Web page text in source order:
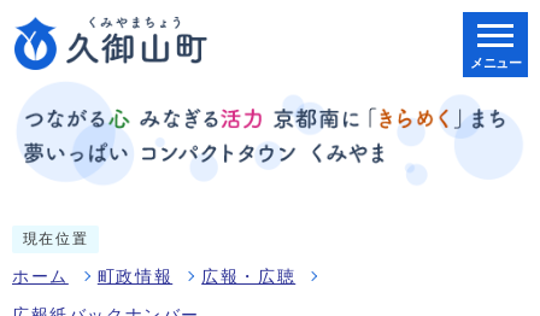
メニュー
現在位置
ホーム 町政情報 広報・広聴